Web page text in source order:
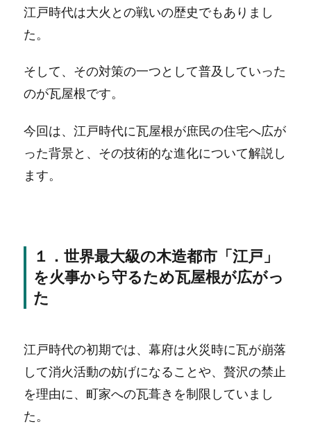
江戸時代は大火との戦いの歴史でもありまし
た。
そして、その対策の一つとして普及していった
のが瓦屋根です。
今回は、江戸時代に瓦屋根が庶民の住宅へ広が
った背景と、その技術的な進化について解説し
ます。
１．世界最大級の木造都市「江戸」
を火事から守るため瓦屋根が広がっ
た
江戸時代の初期では、幕府は火災時に瓦が崩落
して消火活動の妨げになることや、贅沢の禁止
を理由に、町家への瓦葺きを制限していまし
た。